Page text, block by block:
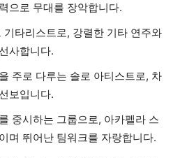
으로 무대를 장악합니다.
기타리스트로, 강렬한 기타 연주와
사합니다.
주로 다루는 솔로 아티스트로, 차
보입니다.
중시하는 그룹으로, 아카펠라 스
며 뛰어난 팀워크를 자랑합니다.